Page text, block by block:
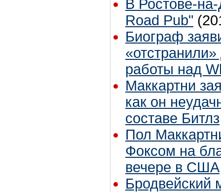
В Ростове-
Road Pub"
Биограф
работы над
Маккартни
как он
составе Битлз
Пол
Фоксом на
вечере в США
Бродвейский